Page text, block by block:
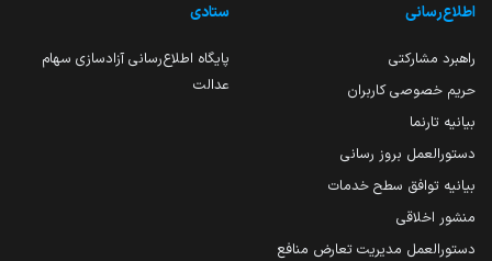
اطلاع‌رسانی
راهبرد مشارکتی
حریم خصوصی کاربران
بیانیه تارنما
دستورالعمل بروز رسانی
بیانیه توافق سطح خدمات
منشور اخلاقی
دستورالعمل مدیریت تعارض منافع
ستادی
پایگاه اطلاع‌رسانی آزادسازی سهام
عدالت